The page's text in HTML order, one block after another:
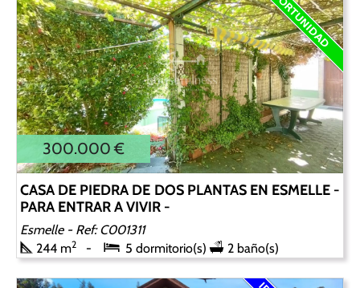
300.000 €
CASA DE PIEDRA DE DOS PLANTAS EN ESMELLE -
PARA ENTRAR A VIVIR -
Esmelle - Ref: C001311
244 m2 5 dormitorio(s) 2 baño(s)